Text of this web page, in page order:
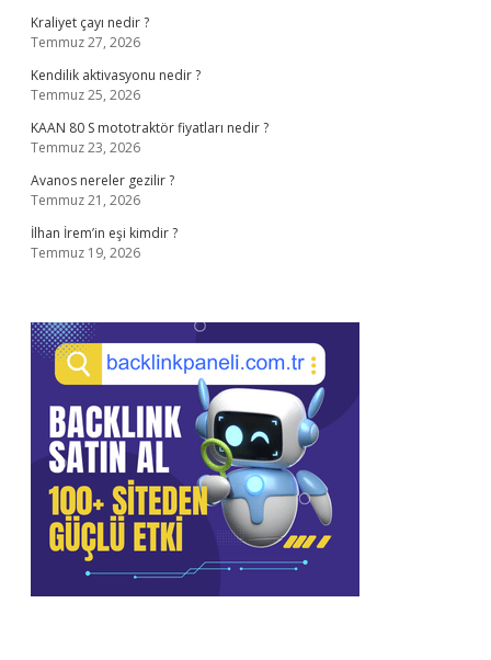
Kraliyet çayı nedir ?
Temmuz 27, 2026
Kendilik aktivasyonu nedir ?
Temmuz 25, 2026
KAAN 80 S mototraktör fiyatları nedir ?
Temmuz 23, 2026
Avanos nereler gezilir ?
Temmuz 21, 2026
İlhan İrem’in eşi kimdir ?
Temmuz 19, 2026